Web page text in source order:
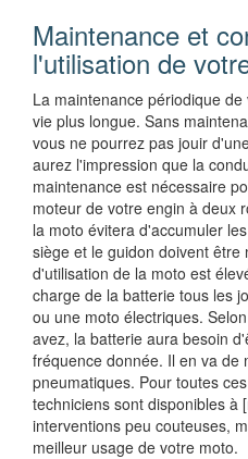
Maintenance et
l'utilisation de
La maintenance périodique
vie plus longue. Sans
vous ne pourrez pas jouir
aurez l'impression que la
maintenance est nécessaire
moteur de votre engin à deux
la moto évitera d'accumuler
siège et le guidon doivent
d'utilisation de la moto est
charge de la batterie tous les
ou une moto électriques.
avez, la batterie aura besoin
fréquence donnée. Il en va de
pneumatiques. Pour toutes
techniciens sont disponibles à
interventions peu couteuses,
meilleur usage de votre moto.